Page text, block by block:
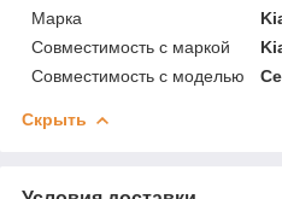
Марка
Совместимость с маркой
Совместимость с моделью
Скрыть